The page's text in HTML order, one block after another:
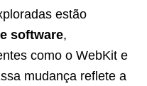
estão
software,
como o WebKit e
mudança reflete a